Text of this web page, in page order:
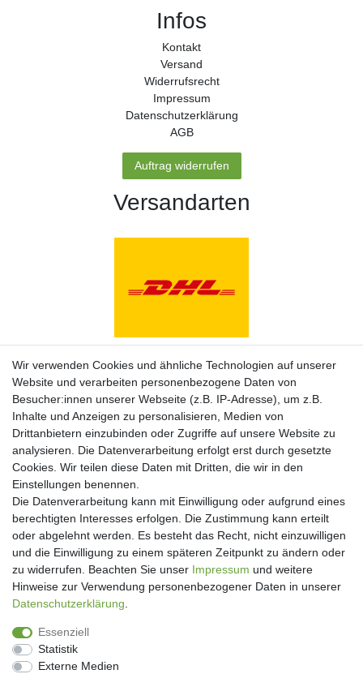
Infos
Kontakt
Versand
Widerrufs­recht
Impressum
Daten­schutz­erklärung
AGB
Auftrag widerrufen
Versandarten
Zahlungsarten
Newsletter
Newsletter
Hiermit bestätige ich, dass ich die
Wir verwenden Cookies und ähnliche Technologien auf unserer
Website und verarbeiten personenbezogene Daten von
Besucher:innen unserer Webseite (z.B. IP-Adresse), um z.B.
Inhalte und Anzeigen zu personalisieren, Medien von
Drittanbietern einzubinden oder Zugriffe auf unsere Website zu
analysieren. Die Datenverarbeitung erfolgt erst durch gesetzte
Cookies. Wir teilen diese Daten mit Dritten, die wir in den
Einstellungen benennen.
Die Datenverarbeitung kann mit Einwilligung oder aufgrund eines
berechtigten Interesses erfolgen. Die Zustimmung kann erteilt
oder abgelehnt werden. Es besteht das Recht, nicht einzuwilligen
und die Einwilligung zu einem späteren Zeitpunkt zu ändern oder
zu widerrufen. Beachten Sie unser Impressum und weitere
Hinweise zur Verwendung personenbezogener Daten in unserer
Daten­schutz­erklärung
Essenziell
Statistik
Externe Medien